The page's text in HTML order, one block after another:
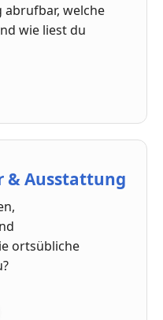
abrufbar, welche
wie liest du
& Ausstattung
ortsübliche